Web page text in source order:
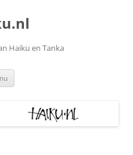
Haiku en Tanka